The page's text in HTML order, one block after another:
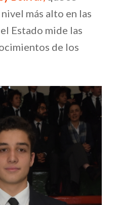
más alto en las
Estado mide las
de los